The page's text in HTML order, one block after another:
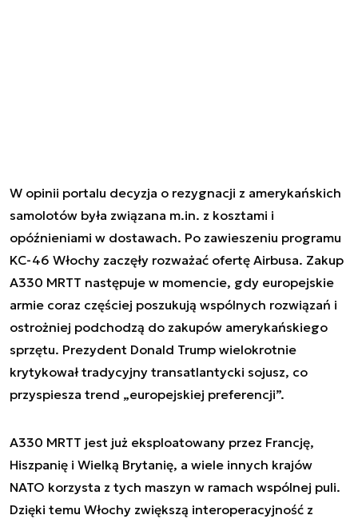
W opinii portalu decyzja o rezygnacji z amerykańskich
samolotów była związana m.in. z kosztami i
opóźnieniami w dostawach. Po zawieszeniu programu
KC-46 Włochy zaczęły rozważać ofertę Airbusa. Zakup
A330 MRTT następuje w momencie, gdy europejskie
armie coraz częściej poszukują wspólnych rozwiązań i
ostrożniej podchodzą do zakupów amerykańskiego
sprzętu. Prezydent Donald Trump wielokrotnie
krytykował tradycyjny transatlantycki sojusz, co
przyspiesza trend „europejskiej preferencji”.
A330 MRTT jest już eksploatowany przez Francję,
Hiszpanię i Wielką Brytanię, a wiele innych krajów
NATO korzysta z tych maszyn w ramach wspólnej puli.
Dzięki temu Włochy zwiększą interoperacyjność z